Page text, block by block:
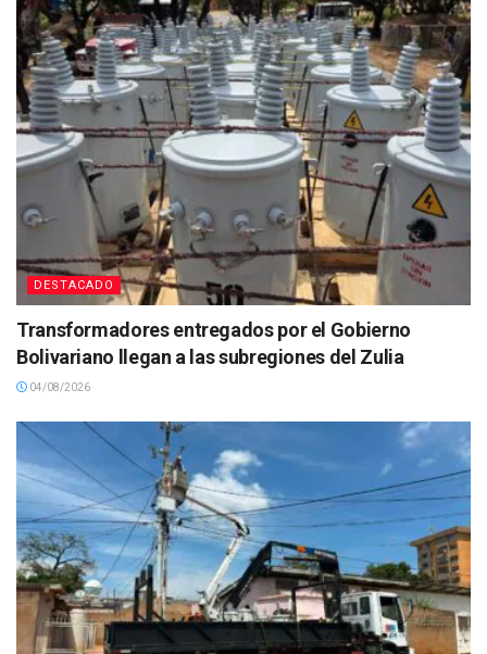
DESTACADO
Transformadores entregados por el Gobierno
Bolivariano llegan a las subregiones del Zulia
04/08/2026